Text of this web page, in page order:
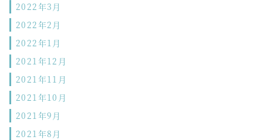
2022年3月
2022年2月
2022年1月
2021年12月
2021年11月
2021年10月
2021年9月
2021年8月